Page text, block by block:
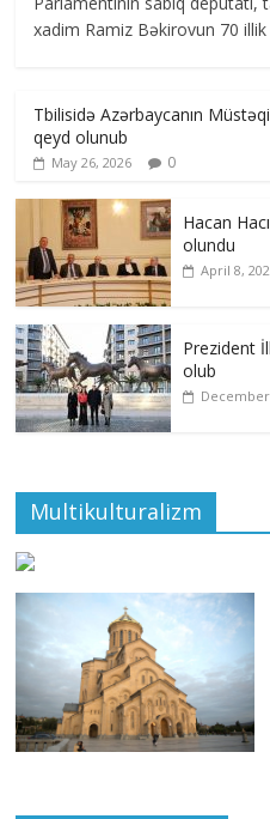
xadim Ramiz Bəkirovun 70
Tbilisidə Azərbaycanın
qeyd olunub
May 26, 2026 0
Hacan
olundu
April 8,
Prezident
olub
December
Multikulturalizm